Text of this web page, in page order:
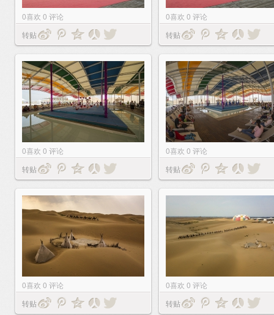
0喜欢 0 评论
转贴
0喜欢 0 评论
转贴
0喜欢 0 评论
转贴
0喜欢 0 评论
转贴
0喜欢 0 评论
转贴
0喜欢 0 评论
转贴